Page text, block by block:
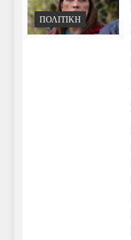
ΠΟΛΙΤΙΚΉ